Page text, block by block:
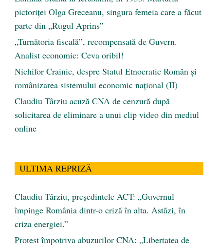
pictoriței Olga Greceanu, singura femeia care a făcut
parte din „Rugul Aprins”
„Turnătoria fiscală”, recompensată de Guvern.
Analist economic: Ceva oribil!
Nichifor Crainic, despre Statul Etnocratic Român şi
românizarea sistemului economic naţional (II)
Claudiu Târziu acuză CNA de cenzură după
solicitarea de eliminare a unui clip video din mediul
online
ULTIMA REPRIZĂ
Claudiu Târziu, președintele ACT: „Guvernul
împinge România dintr-o criză în alta. Astăzi, în
criza energiei.”
Protest împotriva abuzurilor CNA: „Libertatea de